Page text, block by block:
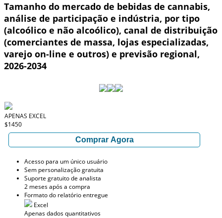
Tamanho do mercado de bebidas de cannabis,
análise de participação e indústria, por tipo
(alcoólico e não alcoólico), canal de distribuição
(comerciantes de massa, lojas especializadas,
varejo on-line e outros) e previsão regional,
2026-2034
APENAS EXCEL
$1450
Comprar Agora
Acesso para um único usuário
Sem personalização gratuita
Suporte gratuito de analista
2 meses após a compra
Formato do relatório entregue
Excel
Apenas dados quantitativos